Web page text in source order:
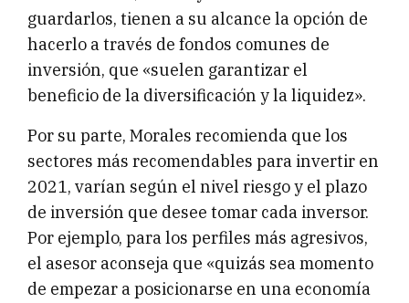
guardarlos, tienen a su alcance la opción de
hacerlo a través de fondos comunes de
inversión, que «suelen garantizar el
beneficio de la diversificación y la liquidez».
Por su parte, Morales recomienda que los
sectores más recomendables para invertir en
2021, varían según el nivel riesgo y el plazo
de inversión que desee tomar cada inversor.
Por ejemplo, para los perfiles más agresivos,
el asesor aconseja que «quizás sea momento
de empezar a posicionarse en una economía